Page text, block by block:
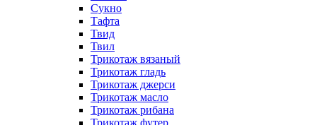
Сукно
Тафта
Твид
Твил
Трикотаж вязаный
Трикотаж гладь
Трикотаж джерси
Трикотаж масло
Трикотаж рибана
Трикотаж футер